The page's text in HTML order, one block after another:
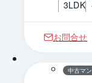
3LDK
お問合せ
中古マ